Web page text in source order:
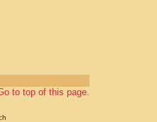
to top of this page.